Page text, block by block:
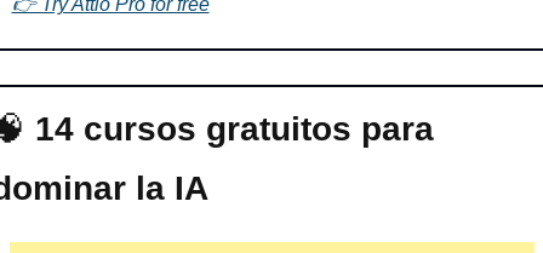
14 cursos gratuitos para
la IA